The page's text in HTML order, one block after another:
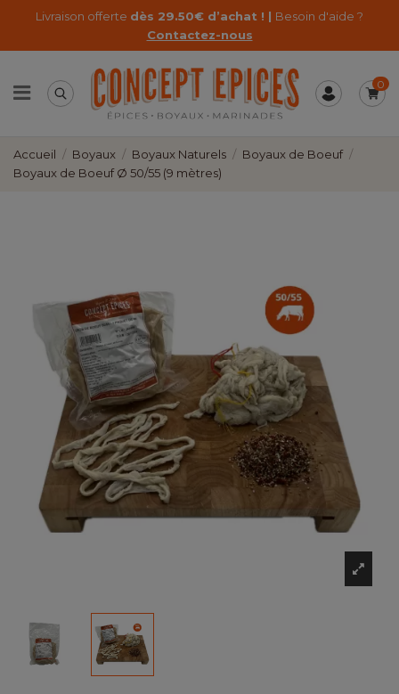
Livraison offerte dès 29.50€ d’achat ! | Besoin d'aide ?
Contactez-nous
0
Accueil Boyaux Boyaux Naturels
Boyaux de Boeuf
Boyaux de Boeuf Ø 50/55 (9 mètres)